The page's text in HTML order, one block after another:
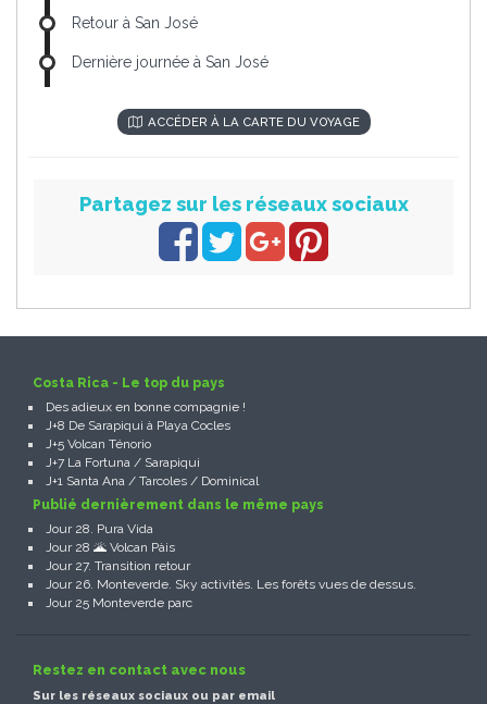
Retour à San José
Dernière journée à San José
ACCÉDER À LA CARTE DU VOYAGE
Partagez sur les réseaux sociaux
Costa Rica - Le top du pays
Des adieux en bonne compagnie !
J+8 De Sarapiqui à Playa Cocles
J+5 Volcan Ténorio
J+7 La Fortuna / Sarapiqui
J+1 Santa Ana / Tarcoles / Dominical
Publié dernièrement dans le même pays
Jour 28. Pura Vida
Jour 28 🌋 Volcan Pàis
Jour 27. Transition retour
Jour 26. Monteverde. Sky activités. Les forêts vues de dessus.
Jour 25 Monteverde parc
Restez en contact avec nous
Sur les réseaux sociaux ou par email